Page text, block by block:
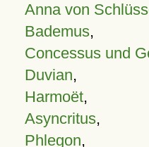
Anna von
Bademus,
Concessus und
Duvian,
Harmoët,
Asyncritus,
Phlegon,